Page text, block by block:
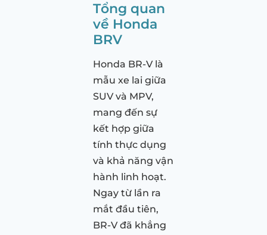
Tổng quan
về Honda
BRV
Honda BR-V là
mẫu xe lai giữa
SUV và MPV,
mang đến sự
kết hợp giữa
tính thực dụng
và khả năng vận
hành linh hoạt.
Ngay từ lần ra
mắt đầu tiên,
BR-V đã khẳng